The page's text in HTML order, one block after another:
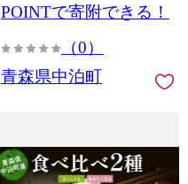
小分け 青森県 中泊町 おす
POINTで寄附できる！
（0）
青森県中泊町